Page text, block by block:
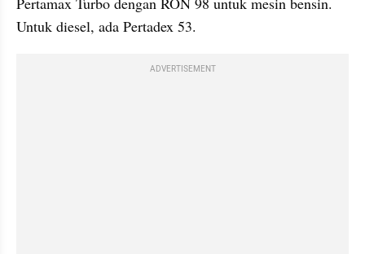
Untuk diesel, ada Pertadex 53.
ADVERTISEMENT